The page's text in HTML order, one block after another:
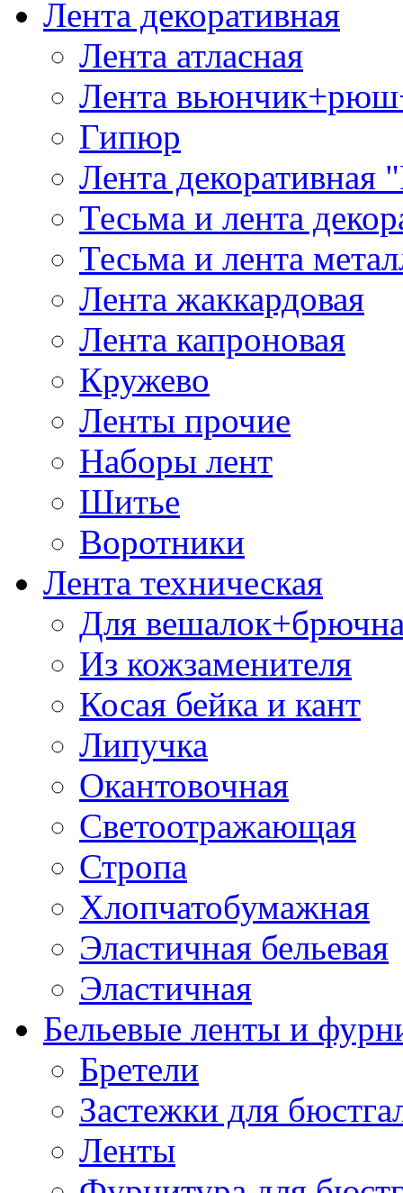
Лента декоративная
Лента атласная
Лента
Гипюр
Лента декоративная
Тесьма и лента
Тесьма и лента
Лента жаккардовая
Лента капроновая
Кружево
Ленты прочие
Наборы лент
Шитье
Воротники
Лента техническая
Для
Из кожзаменителя
Косая бейка и кант
Липучка
Окантовочная
Светоотражающая
Стропа
Хлопчатобумажная
Эластичная бельевая
Эластичная
Бельевые ленты и
Бретели
Застежки для
Ленты